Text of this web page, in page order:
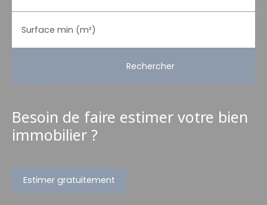
Surface min (m²)
Rechercher
Besoin de faire estimer votre bien
immobilier ?
Estimer gratuitement